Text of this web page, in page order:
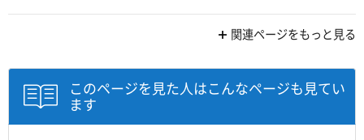
関連ページをもっと見る
このページを見た人はこんなページも見てい
ます